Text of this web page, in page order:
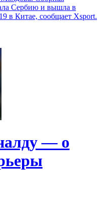
Сербию и вышла в
в Китае, сообщает Xsport.
— о